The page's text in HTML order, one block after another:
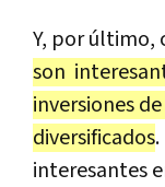
Y, por último,
son
inversiones
diversificados
interesantes